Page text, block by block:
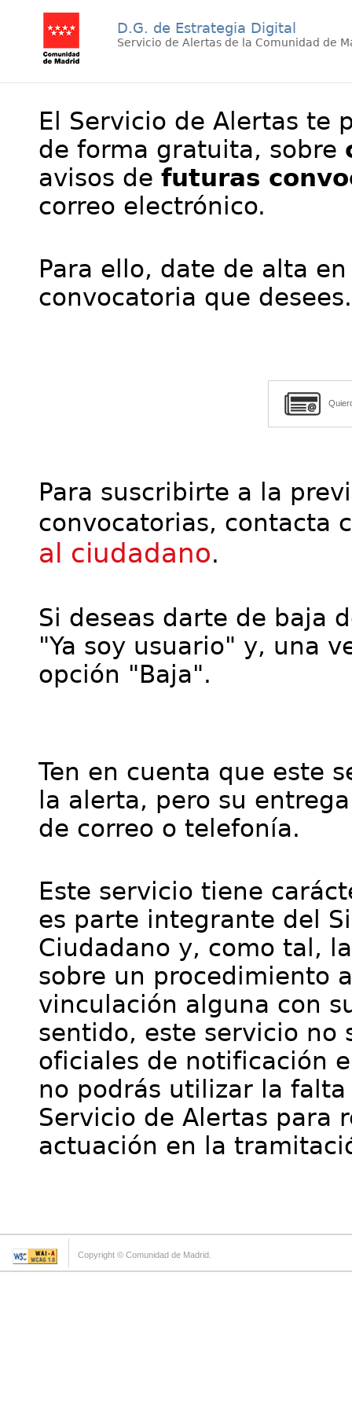
D.G. de Estrategia Digital
Servicio de Alertas de la Comunidad de
El Servicio de Alertas te
de forma gratuita, sobre
avisos de futuras
correo electrónico.
Para ello, date de alta
convocatoria que desees.
Para suscribirte a la
convocatorias, contacta
al ciudadano.
Si deseas darte de baja
"Ya soy usuario" y, una
opción "Baja".
Ten en cuenta que este
la alerta, pero su
de correo o telefonía.
Este servicio tiene
es parte integrante del
Ciudadano y, como tal,
sobre un procedimiento
vinculación alguna con
sentido, este servicio no
oficiales de notificación
no podrás utilizar la
Servicio de Alertas para
actuación en la
Copyright © Comunidad de Madrid.